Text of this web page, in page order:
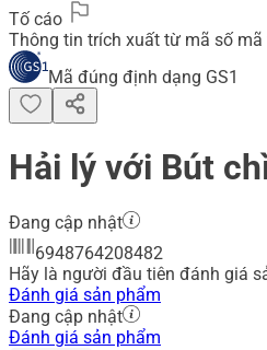
Tố cáo
Thông tin trích xuất từ mã số
Mã đúng định dạng GS1
Hải lý với Bút
Đang cập nhật
6948764208482
Hãy là người đầu tiên đánh giá
Đánh giá sản phẩm
Đang cập nhật
Đánh giá sản phẩm